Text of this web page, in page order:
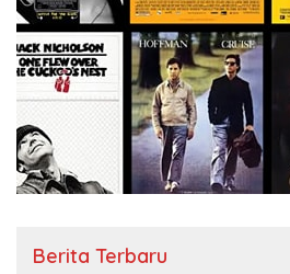
Berita Terbaru